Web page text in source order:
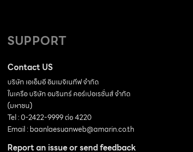
SUPPORT
Contact US
บริษัท เอเอ็มอี อิมเมจิเนทีฟ จำกัด
ในเครือ บริษัท อมรินทร์ คอร์เปอเรชั่นส์ จำกัด
(มหาชน)
Tel : 0-2422-9999 ต่อ 4220
Email :baanlaesuanweb@amarin.co.th
Report an issue or send feedback